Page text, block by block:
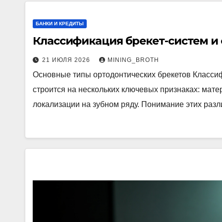
БАНКИ И КРЕДИТЫ
Классификация брекет-систем
21 ИЮЛЯ 2026 MINING_BROTH
Основные типы ортодонтических брекетов
строится на нескольких ключевых признаках:
локализации на зубном ряду. Понимание этих